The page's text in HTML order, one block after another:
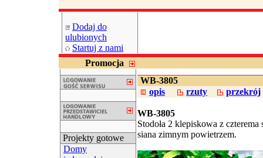
Dodaj do
ulubionych
Startuj z nami
Promocja
Projekty gotowe
Domy
WB-3805
opis
rzuty przekrój
WB-3805
Stodoła 2 klepiskowa z
siana zimnym powietrzem.